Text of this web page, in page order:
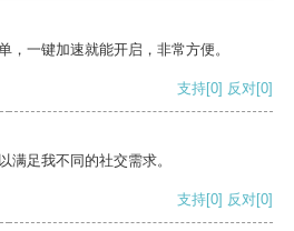
，一键加速就能开启，非常方便。
支持[0] 反对[0]
满足我不同的社交需求。
支持[0] 反对[0]